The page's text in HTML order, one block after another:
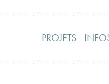
PROJETS